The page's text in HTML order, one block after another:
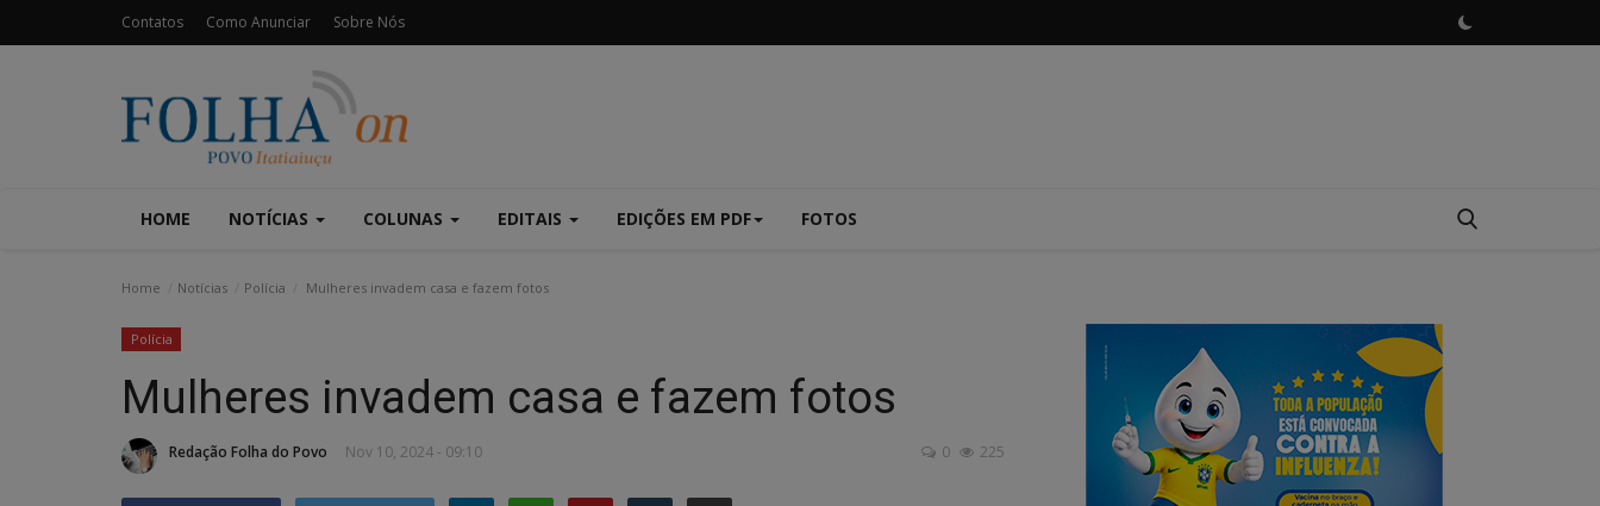
Contatos Como Anunciar Sobre Nós
HOME NOTÍCIAS COLUNAS EDITAIS EDIÇÕES EM PDF FOTOS
Home Notícias Polícia Mulheres invadem casa e fazem fotos
Polícia
Mulheres invadem casa e fazem fotos
Redação Folha do Povo Nov 10, 2024 - 09:10 0 225